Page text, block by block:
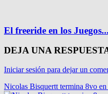
El freeride en los Juegos...
DEJA UNA
Iniciar sesión para dejar un
Nicolas Bisquertt termina 8vo